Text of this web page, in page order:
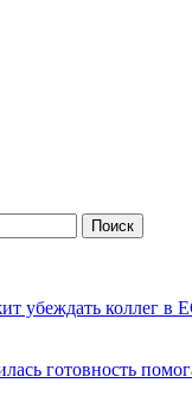
убеждать коллег в
готовность